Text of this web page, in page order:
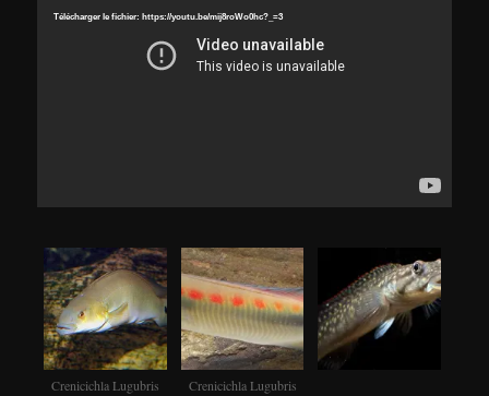
Télécharger le fichier: https://youtu.be/mij8roWo0hc?_=3
Crenicichla Lugubris
Crenicichla Lugubris